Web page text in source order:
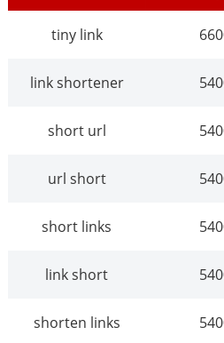
tiny link
link shortener
short url
url short
short links
link short
shorten links